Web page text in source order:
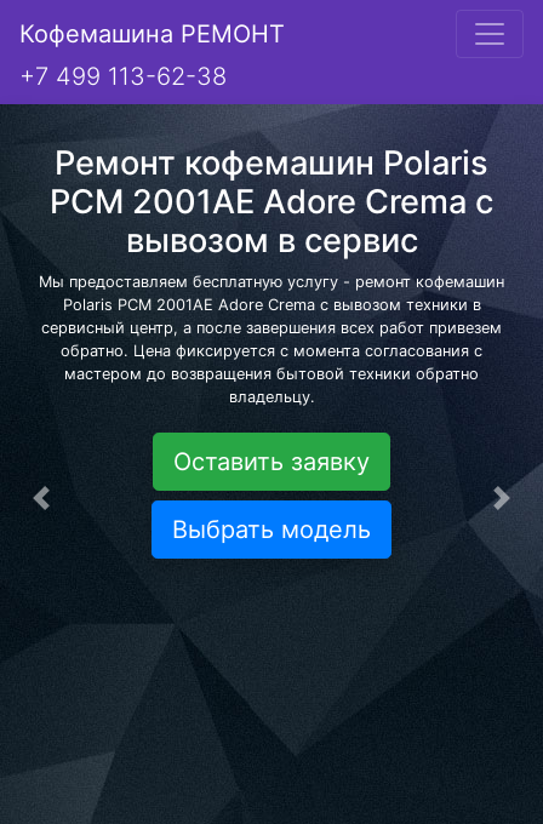
Кофемашина РЕМОНТ
+7 499 113-62-38
Ремонт кофемашин Polaris
PCM 2001AE Adore Crema с
вывозом в сервис
Мы предоставляем бесплатную услугу - ремонт кофемашин
Polaris PCM 2001AE Adore Crema с вывозом техники в
сервисный центр, а после завершения всех работ привезем
обратно. Цена фиксируется с момента согласования с
мастером до возвращения бытовой техники обратно
владельцу.
Оставить заявку
Выбрать модель
Предыдущая